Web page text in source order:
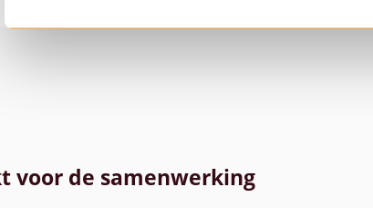
voor de samenwerking